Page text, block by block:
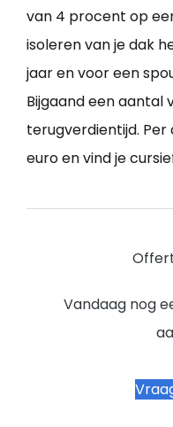
van 4 procent op
isoleren van je dak
jaar en voor een
Bijgaand een aantal
terugverdientijd.
euro en vind je
Vandaag nog